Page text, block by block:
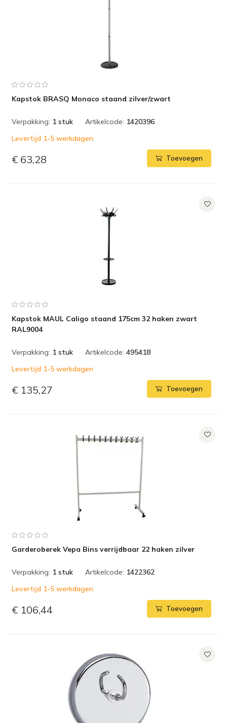
Kapstok BRASQ Monaco staand zilver/zwart
Verpakking: 1 stuk Artikelcode: 1420396
Levertijd 1-5 werkdagen
€ 63,28 Toevoegen
Kapstok MAUL Caligo staand 175cm 32 haken zwart
RAL9004
Verpakking: 1 stuk Artikelcode: 495418
Levertijd 1-5 werkdagen
€ 135,27 Toevoegen
Garderoberek Vepa Bins verrijdbaar 22 haken zilver
Verpakking: 1 stuk Artikelcode: 1422362
Levertijd 1-5 werkdagen
€ 106,44 Toevoegen